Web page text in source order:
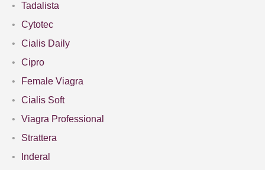
Tadalista
Cytotec
Cialis Daily
Cipro
Female Viagra
Cialis Soft
Viagra Professional
Strattera
Inderal